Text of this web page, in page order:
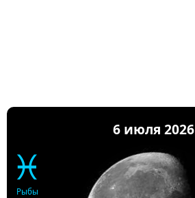
6 июля 2026
♓
Рыбы